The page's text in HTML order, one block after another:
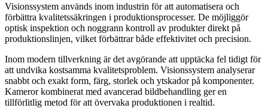
Visionssystem används inom industrin för att automatisera och
förbättra kvalitetssäkringen i produktionsprocesser. De möjliggör
optisk inspektion och noggrann kontroll av produkter direkt på
produktionslinjen, vilket förbättrar både effektivitet och precision.
Inom modern tillverkning är det avgörande att upptäcka fel tidigt för
att undvika kostsamma kvalitetsproblem. Visionssystem analyserar
snabbt och exakt form, färg, storlek och ytskador på komponenter.
Kameror kombinerat med avancerad bildbehandling ger en
tillförlitlig metod för att övervaka produktionen i realtid.